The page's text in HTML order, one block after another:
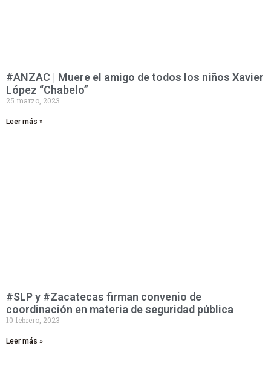
#ANZAC | Muere el amigo de todos los niños Xavier
López “Chabelo”
25 marzo, 2023
Leer más »
#SLP y #Zacatecas firman convenio de
coordinación en materia de seguridad pública
10 febrero, 2023
Leer más »